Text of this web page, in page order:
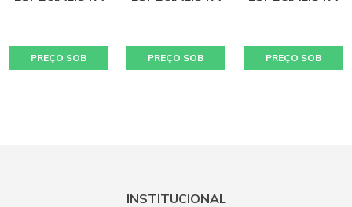
PREÇO SOB
PREÇO SOB
PREÇO SOB
INSTITUCIONAL